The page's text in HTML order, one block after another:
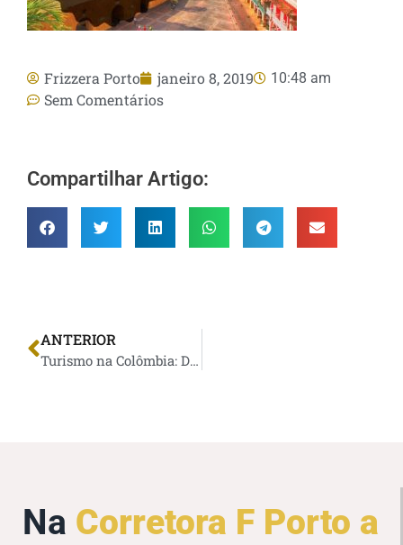
Frizzera Porto janeiro 8, 2019 10:48 am
Sem Comentários
Compartilhar Artigo:
ANTERIOR
Turismo na Colômbia: Descubra Lugares Fantásticos
Na Corretora F Porto a